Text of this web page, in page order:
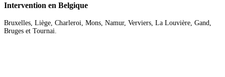
Intervention en Belgique
Bruxelles, Liège, Charleroi, Mons, Namur, Verviers, La Louvière, Gand,
Bruges et Tournai.